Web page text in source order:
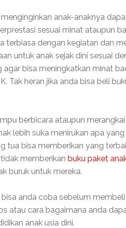
anak-anaknya
sesuai minat ataupun
terbiasa dengan kegiatan dan
untuk anak sejak dini sesuai
bisa meningkatkan minat
Tak heran jika anda bisa beli
berbicara ataupun
lebih suka menirukan apa
tua bisa memberikan yang
memberikan buku paket
buruk untuk mereka.
anda coba sebelum membeli
atau cara bagaimana anda
anak usia dini.